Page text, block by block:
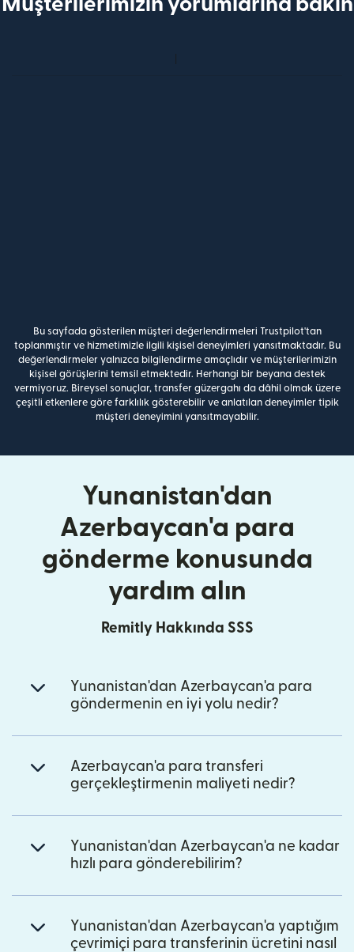
Bu sayfada gösterilen müşteri değerlendirmeleri Trustpilot'tan
toplanmıştır ve hizmetimizle ilgili kişisel deneyimleri yansıtmaktadır. Bu
değerlendirmeler yalnızca bilgilendirme amaçlıdır ve müşterilerimizin
kişisel görüşlerini temsil etmektedir. Herhangi bir beyana destek
vermiyoruz. Bireysel sonuçlar, transfer güzergahı da dâhil olmak üzere
çeşitli etkenlere göre farklılık gösterebilir ve anlatılan deneyimler tipik
müşteri deneyimini yansıtmayabilir.
Yunanistan'dan
Azerbaycan'a para
gönderme konusunda
yardım alın
Remitly Hakkında SSS
Yunanistan'dan Azerbaycan'a para
göndermenin en iyi yolu nedir?
Azerbaycan'a para transferi
gerçekleştirmenin maliyeti nedir?
Yunanistan'dan Azerbaycan'a ne kadar
hızlı para gönderebilirim?
Yunanistan'dan Azerbaycan'a yaptığım
çevrimiçi para transferinin ücretini nasıl